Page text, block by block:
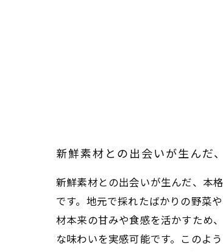
新鮮素材との出会いが生んだ
新鮮素材との出会いが生んだ、本
です。地元で採れたばかりの野菜
材本来の甘みや食感を活かすため
な味わいを実感可能です。このよ